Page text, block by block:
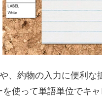
、約物の入力に便利
使って単語単位でキ